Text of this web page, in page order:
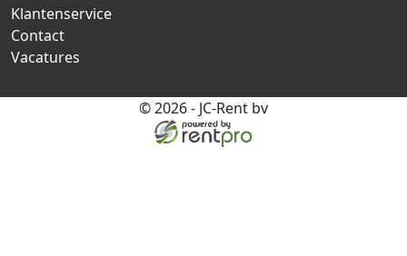
Klantenservice
Contact
Vacatures
© 2026 - JC-Rent bv